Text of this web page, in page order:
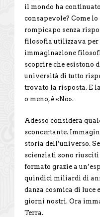
il mondo ha
consapevole? Come
rompicapo senza
filosofia utilizzava per
immaginazione
scoprire che esistono
università di tutto
trovato la risposta. E
o meno, è «No».
Adesso considera
sconcertante.
storia dell’universo.
scienziati sono riusciti
formato grazie a
quindici miliardi di
danza cosmica di luce
giorni nostri. Ora
Terra.